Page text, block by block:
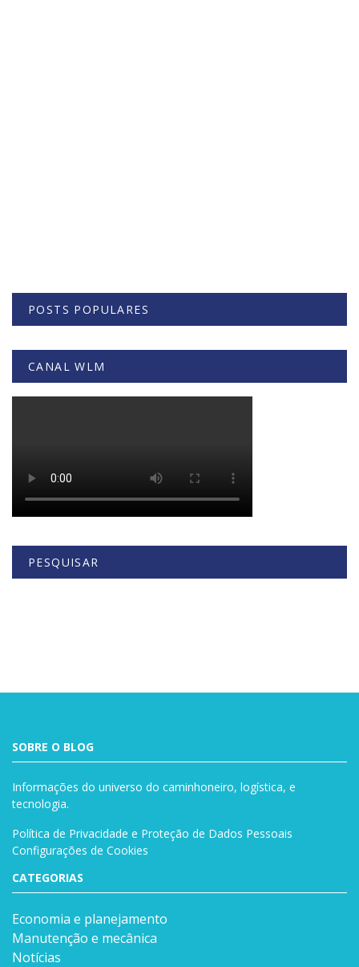
POSTS POPULARES
CANAL WLM
PESQUISAR
SOBRE O BLOG
Informações do universo do caminhoneiro, logística, e
tecnologia.
Política de Privacidade e Proteção de Dados Pessoais
Configurações de Cookies
CATEGORIAS
Economia e planejamento
Manutenção e mecânica
Notícias